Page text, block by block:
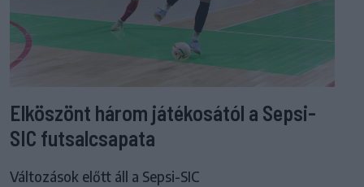
Elköszönt három játékosától a Sepsi-
SIC futsalcsapata
Változások előtt áll a Sepsi-SIC